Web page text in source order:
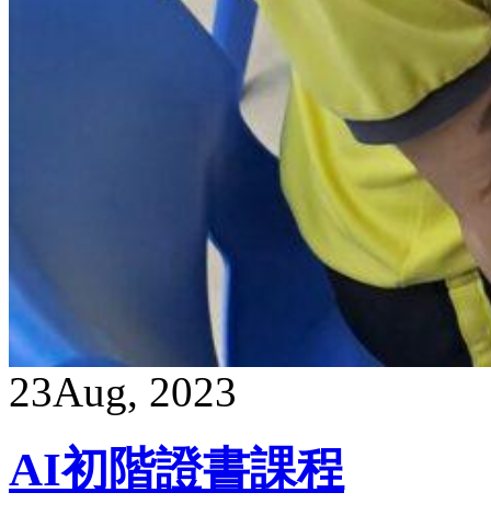
23Aug, 2023
AI初階證書課程